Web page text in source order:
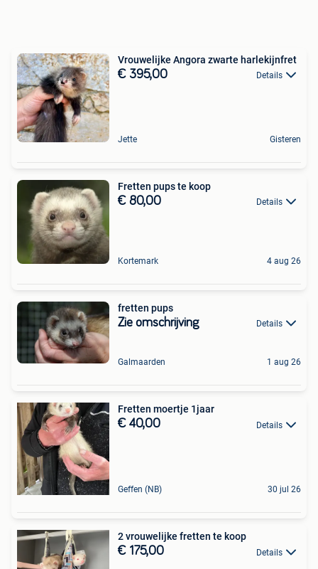
Vrouwelijke Angora zwarte harlekijnfret
€ 395,00 Details
Jette Gisteren
Fretten pups te koop
€ 80,00 Details
Kortemark 4 aug 26
fretten pups
Zie omschrijving Details
Galmaarden 1 aug 26
Fretten moertje 1jaar
€ 40,00 Details
Geffen (NB) 30 jul 26
2 vrouwelijke fretten te koop
€ 175,00 Details